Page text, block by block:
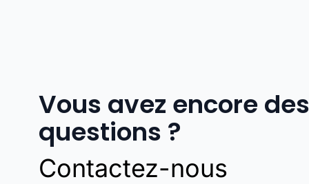
Vous avez encore des
questions ?
Contactez-nous